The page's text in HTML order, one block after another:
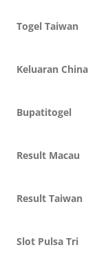
Togel Taiwan
Keluaran China
Bupatitogel
Result Macau
Result Taiwan
Slot Pulsa Tri